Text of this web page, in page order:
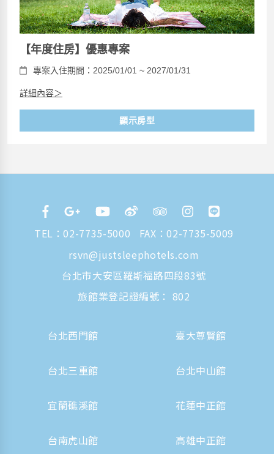
【年度住房】優惠專案
專案入住期間：2025/01/01 ~ 2027/01/31
詳細內容＞
顯示房型
TEL：02-7735-5000
FAX：02-7735-5009
rsvn@justsleephotels.com
台北市大安區羅斯福路四段83號
旅館業登記證編號： 802
台北西門館 臺大尊賢館
台北三重館 台北中山館
宜蘭礁溪館 花蓮中正館
台南虎山館 高雄中正館